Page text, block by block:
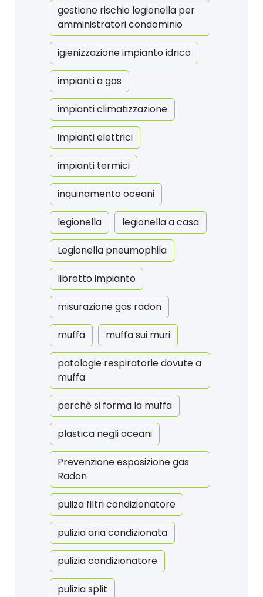
gestione rischio legionella per
amministratori condominio
igienizzazione impianto idrico
impianti a gas
impianti climatizzazione
impianti elettrici
impianti termici
inquinamento oceani
legionella legionella a casa
Legionella pneumophila
libretto impianto
misurazione gas radon
muffa muffa sui muri
patologie respiratorie dovute a
muffa
perchè si forma la muffa
plastica negli oceani
Prevenzione esposizione gas
Radon
puliza filtri condizionatore
pulizia aria condizionata
pulizia condizionatore
pulizia split